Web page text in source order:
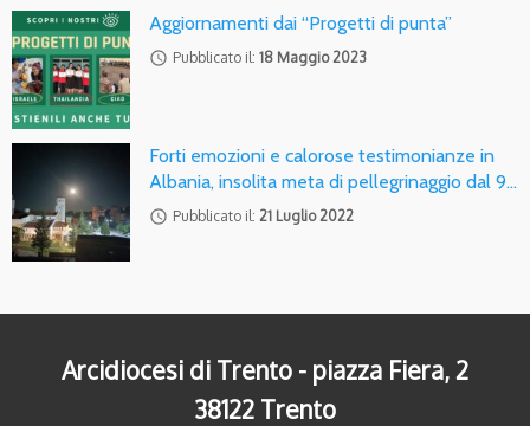
Aggiornamenti dai “Progetti di punta”
access_time Pubblicato il: 18 Maggio 2023
Forti emozioni e calorose testimonianze in
Albania, insolita meta di pellegrinaggio dal 9…
access_time Pubblicato il: 21 Luglio 2022
Arcidiocesi di Trento - piazza Fiera, 2
38122 Trento